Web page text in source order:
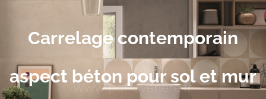
Carrelage contemporain
aspect béton pour sol et mur